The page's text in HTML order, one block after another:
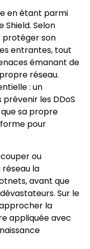
en étant parmi
Selon
protéger son
entrantes, tout
émanant de
réseau.
: un
les DDoS
sa propre
pour
couper ou
la
avant que
Sur le
la
appliquée avec